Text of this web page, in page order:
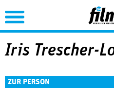
Jump to
Iris Trescher-
ZUR PERSON